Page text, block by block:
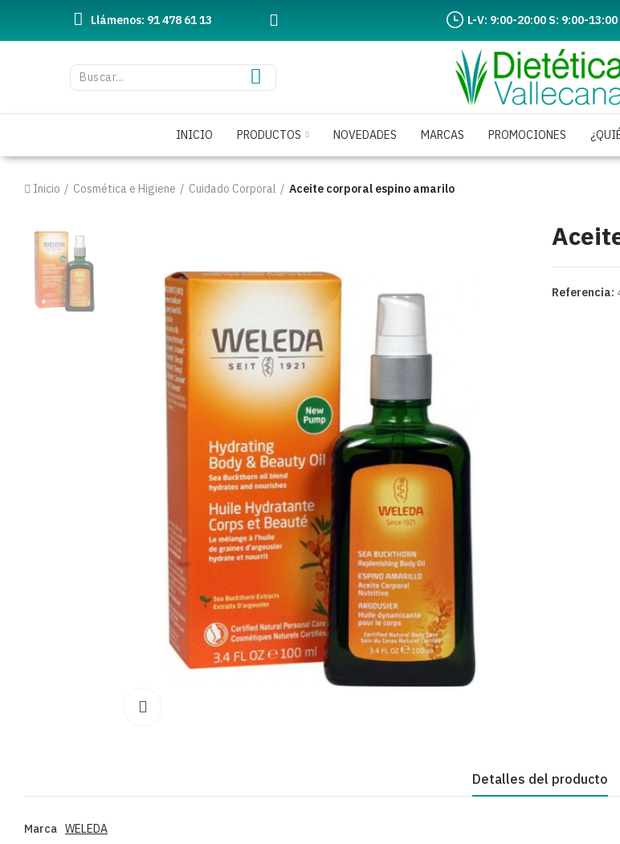
Llámenos: 91 478 61 13 L-V: 9:00-20:00 S: 9:00-13:00
INICIO PRODUCTOS NOVEDADES MARCAS PROMOCIONES
Inicio Cosmética e Higiene Cuidado Corporal Aceite corporal espino amarilo
Referencia:
Detalles del producto
Marca WELEDA